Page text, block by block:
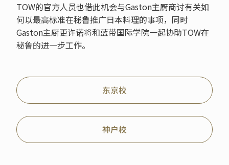
TOW的官方人员也借此机会与Gaston主厨商讨有关如
何以最高标准在秘鲁推广日本料理的事项，同时
Gaston主厨更许诺将和蓝带国际学院一起协助TOW在
秘鲁的进一步工作。
东京校
神户校